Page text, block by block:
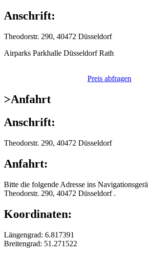
Anschrift:
Theodorstr. 290, 40472 Düsseldorf
Airparks Parkhalle Düsseldorf Rath
Preis abfragen
>Anfahrt
Anschrift:
Theodorstr. 290, 40472 Düsseldorf
Anfahrt:
Bitte die folgende Adresse ins
Theodorstr. 290, 40472 Düsseldorf .
Koordinaten:
Längengrad: 6.817391
Breitengrad: 51.271522